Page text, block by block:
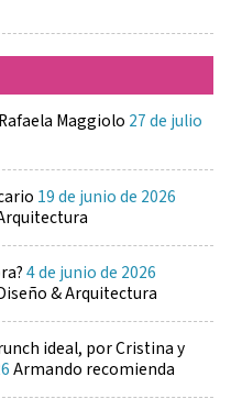
Maggiolo 27 de julio
19 de junio de 2026
4 de junio de 2026
& Arquitectura
ideal, por Cristina y
Armando recomienda